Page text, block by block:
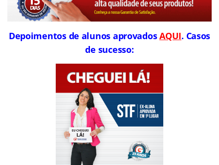
Depoimentos de alunos aprovadosAQUI. Casos
de sucesso: